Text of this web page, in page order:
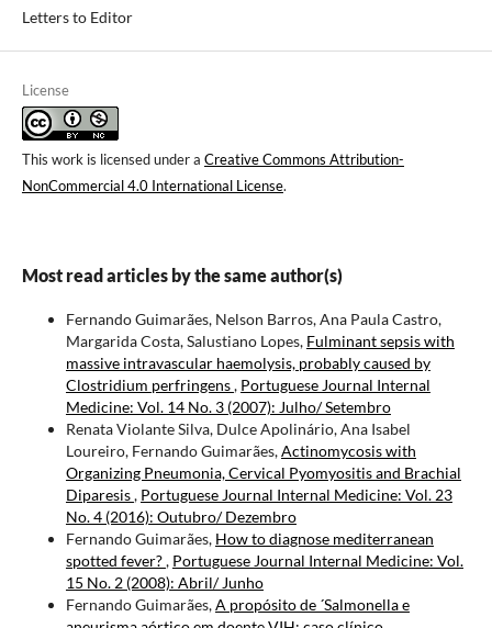
Letters to Editor
License
This work is licensed under a Creative Commons Attribution-
NonCommercial 4.0 International License.
Most read articles by the same author(s)
Fernando Guimarães, Nelson Barros, Ana Paula Castro,
Margarida Costa, Salustiano Lopes, Fulminant sepsis with
massive intravascular haemolysis, probably caused by
Clostridium perfringens, Portuguese Journal Internal
Medicine: Vol. 14 No. 3 (2007): Julho/ Setembro
Renata Violante Silva, Dulce Apolinário, Ana Isabel
Loureiro, Fernando Guimarães,Actinomycosis with
Organizing Pneumonia, Cervical Pyomyositis and Brachial
Diparesis, Portuguese Journal Internal Medicine: Vol. 23
No. 4 (2016): Outubro/ Dezembro
Fernando Guimarães, How to diagnose mediterranean
spotted fever?, Portuguese Journal Internal Medicine: Vol.
15 No. 2 (2008): Abril/ Junho
Fernando Guimarães,A propósito de ´Salmonella e